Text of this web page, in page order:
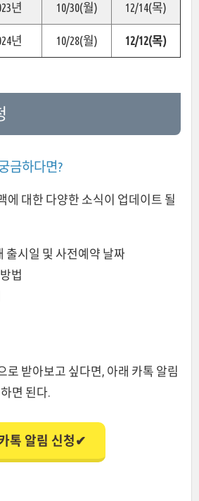
년 10/30(월) 12/14(목)
년 10/28(월) 12/12(목)
금하다면?
에 대한 다양한 소식이 업데이트 될
출시일 및 사전예약 날짜
법
로 받아보고 싶다면, 아래 카톡 알림
면 된다.
톡 알림 신청✔